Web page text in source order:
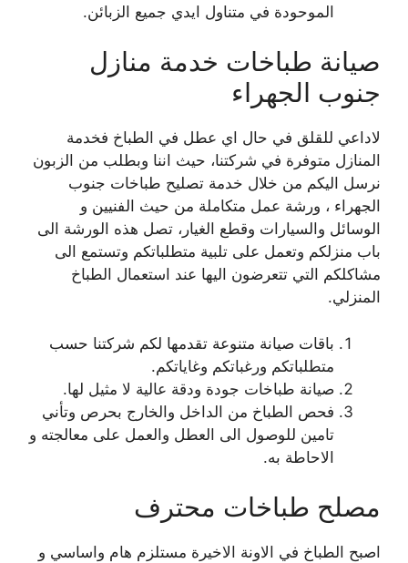
الموحودة في متناول ايدي جميع الزبائن.
صيانة طباخات خدمة منازل
جنوب الجهراء
لاداعي للقلق في حال اي عطل في الطباخ فخدمة
المنازل متوفرة في شركتنا، حيث اننا وبطلب من الزبون
نرسل اليكم من خلال خدمة تصليح طباخات جنوب
الجهراء ، ورشة عمل متكاملة من حيث الفنيين و
الوسائل والسيارات وقطع الغيار، تصل هذه الورشة الى
باب منزلكم وتعمل على تلبية متطلباتكم وتستمع الى
مشاكلكم التي تتعرضون اليها عند استعمال الطباخ
المنزلي.
باقات صيانة متنوعة تقدمها لكم شركتنا حسب
متطلباتكم ورغباتكم وغاياتكم.
صيانة طباخات جودة ودقة عالية لا مثيل لها.
فحص الطباخ من الداخل والخارج بحرص وتأني
تامين للوصول الى العطل والعمل على معالجته و
الاحاطة به.
مصلح طباخات محترف
اصبح الطباخ في الاونة الاخيرة مستلزم هام واساسي و